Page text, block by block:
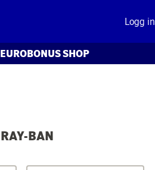
Logg in
EUROBONUS SHOP
RAY-BAN